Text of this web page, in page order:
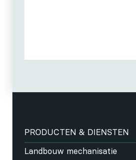
PRODUCTEN & DIENSTEN
Landbouw mechanisatie